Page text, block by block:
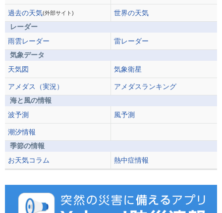
過去の天気(外部サイト)
世界の天気
レーダー
雨雲レーダー
雷レーダー
気象データ
天気図
気象衛星
アメダス（実況）
アメダスランキング
海と風の情報
波予測
風予測
潮汐情報
季節の情報
お天気コラム
熱中症情報